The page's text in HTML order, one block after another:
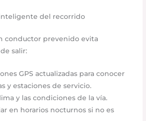
del recorrido
conductor prevenido evita
salir:
GPS actualizadas para conocer
y estaciones de servicio.
y las condiciones de la vía.
en horarios nocturnos si no es